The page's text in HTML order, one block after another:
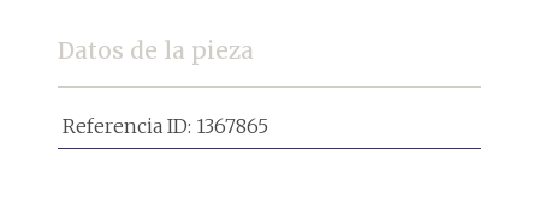
Datos de la pieza
Referencia ID: 1367865